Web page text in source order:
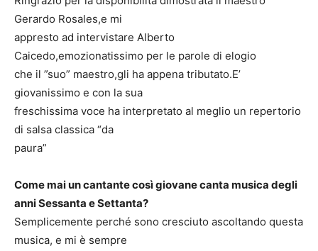
Gerardo Rosales,e mi
appresto ad intervistare Alberto
Caicedo,emozionatissimo per le parole di elogio
che il ”suo” maestro,gli ha appena tributato.E’
giovanissimo e con la sua
freschissima voce ha interpretato al meglio un repertorio
di salsa classica “da
paura”
Come mai un cantante così giovane canta musica degli
anni Sessanta e Settanta?
Semplicemente perché sono cresciuto ascoltando questa
musica, e mi è sempre